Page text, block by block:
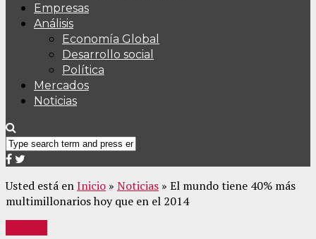
Empresas
Análisis
Economía Global
Desarrollo social
Política
Mercados
Noticias
Usted está enInicio » Noticias » El mundo tiene 40% más
multimillonarios hoy que en el 2014